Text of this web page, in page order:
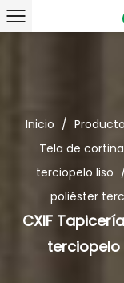
Inicio /
Tela de
terciopelo liso
poliéster
CXIF